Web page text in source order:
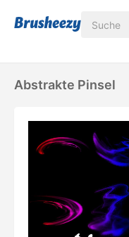
Abstrakte Pinsel